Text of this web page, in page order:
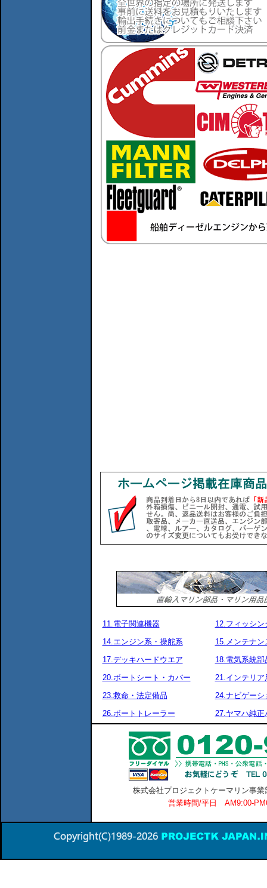
11.電子関連機器
12.フィッシン
14.エンジン系・操舵系
15.メンテナン
17.デッキハードウエア
18.電気系統部
20.ボートシート・カバー
21.インテリア
23.救命・法定備品
24.ナビゲーシ
26.ボートトレーラー
27.ヤマハ純正
株式会社プロジェクトケーマリン事
営業時間/平日 AM9:00-